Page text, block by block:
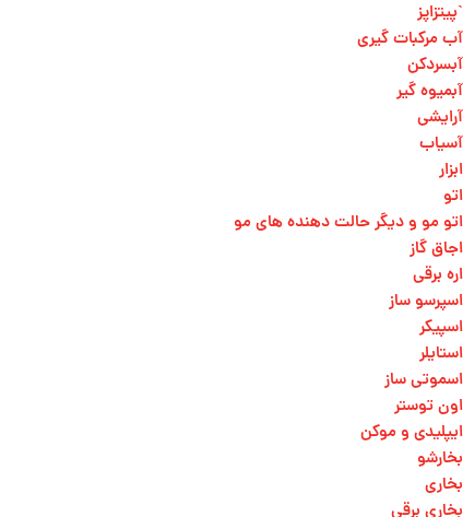
`پیتزاپز
آب مرکبات گیری
آبسردکن
آبمیوه گیر
آرایشی
آسیاب
ابزار
اتو
اتو مو و دیگر حالت دهنده های مو​
اجاق گاز
اره برقی
اسپرسو ساز
اسپیکر
استایلر
اسموتی ساز
اون توستر
ایپلیدی و موکن
بخارشو
بخاری